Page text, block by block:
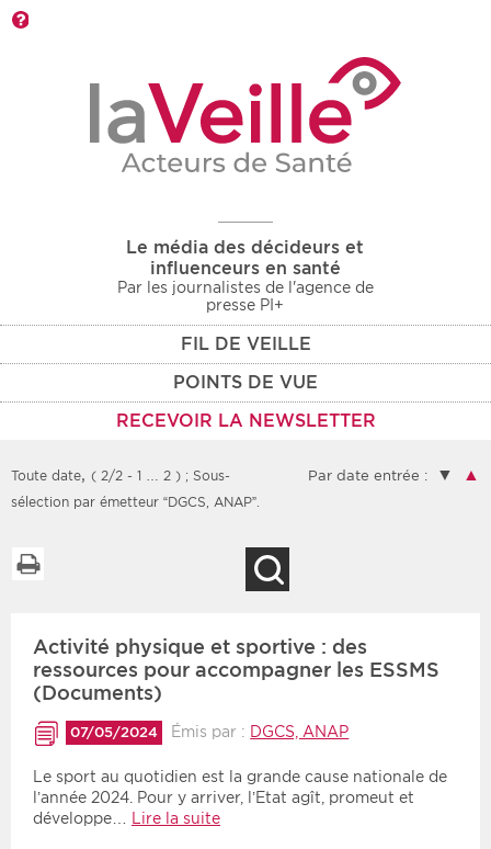
Le média des décideurs et
influenceurs en santé
Par les journalistes de l'agence de
presse PI+
FIL DE VEILLE
POINTS DE VUE
RECEVOIR LA NEWSLETTER
Rendez-vous des 7
prochains jours
Communiqués des 10
derniers jours
Type d'information
Rendez-vous
Communiqués
Toute date, ( 2/2 - 1 … 2 ) ; Sous-
sélection par émetteur “DGCS, ANAP”.
Par date entrée : ▼ ▲
Activité physique et sportive : des
ressources pour accompagner les ESSMS
(Documents)
07/05/2024 Émis par : DGCS, ANAP
Le sport au quotidien est la grande cause nationale de
l’année 2024. Pour y arriver, l’Etat agît, promeut et
développe…
Lire la suite